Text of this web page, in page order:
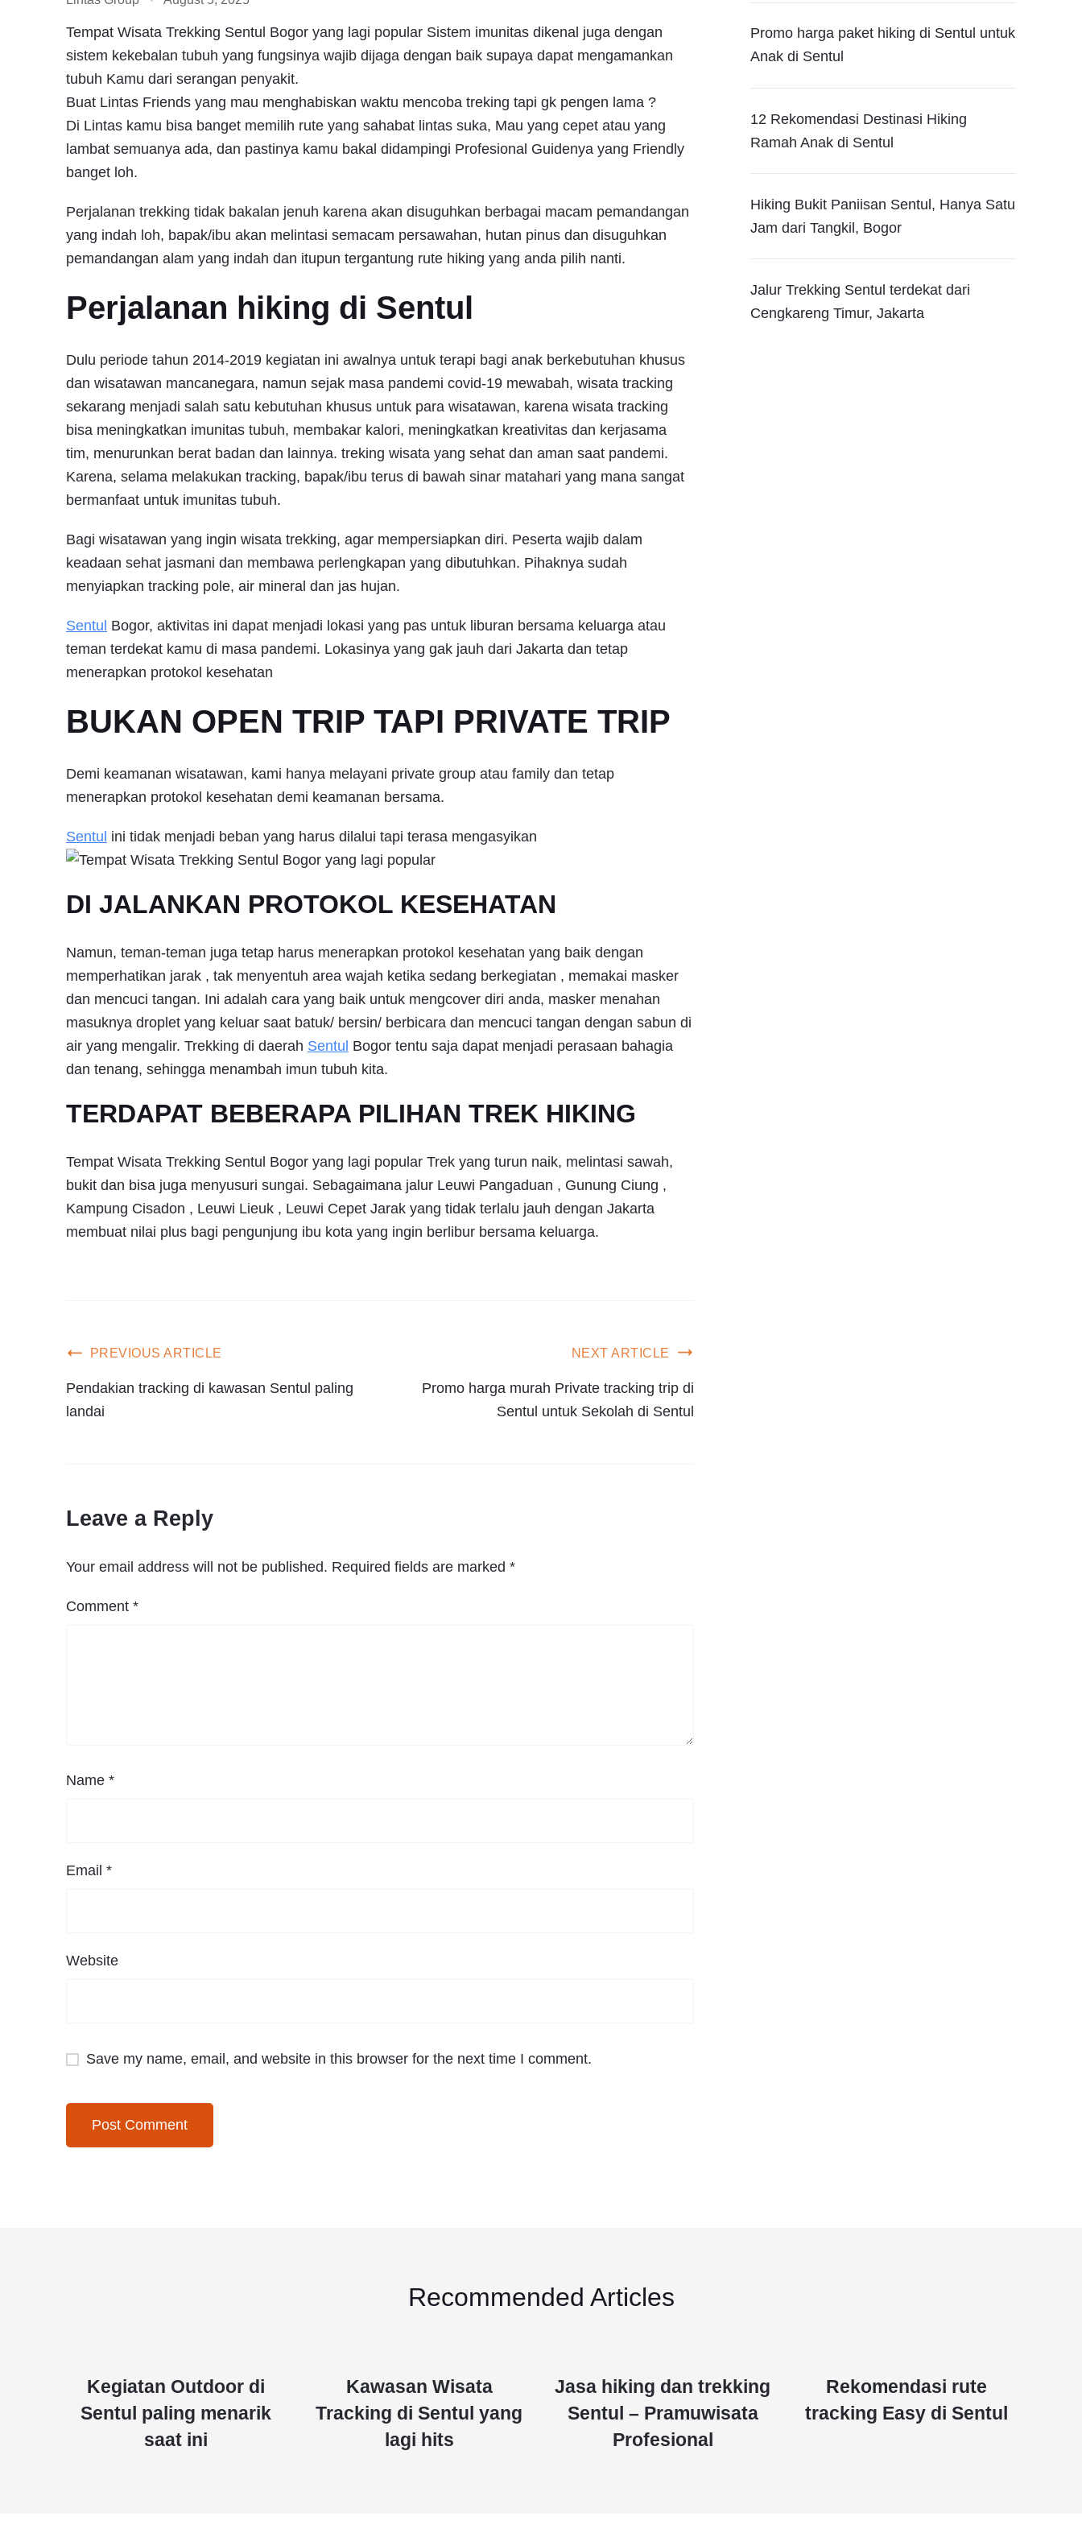
Tempat Wisata Trekking Sentul Bogor yang lagi popular Sistem imunitas dikenal juga dengan
sistem kekebalan tubuh yang fungsinya wajib dijaga dengan baik supaya dapat mengamankan
tubuh Kamu dari serangan penyakit.
Buat Lintas Friends yang mau menghabiskan waktu mencoba treking tapi gk pengen lama ?
Di Lintas kamu bisa banget memilih rute yang sahabat lintas suka, Mau yang cepet atau yang
lambat semuanya ada, dan pastinya kamu bakal didampingi Profesional Guidenya yang Friendly
banget loh.
Perjalanan trekking tidak bakalan jenuh karena akan disuguhkan berbagai macam pemandangan
yang indah loh, bapak/ibu akan melintasi semacam persawahan, hutan pinus dan disuguhkan
pemandangan alam yang indah dan itupun tergantung rute hiking yang anda pilih nanti.
Perjalanan hiking di Sentul
Dulu periode tahun 2014-2019 kegiatan ini awalnya untuk terapi bagi anak berkebutuhan khusus
dan wisatawan mancanegara, namun sejak masa pandemi covid-19 mewabah, wisata tracking
sekarang menjadi salah satu kebutuhan khusus untuk para wisatawan, karena wisata tracking
bisa meningkatkan imunitas tubuh, membakar kalori, meningkatkan kreativitas dan kerjasama
tim, menurunkan berat badan dan lainnya. treking wisata yang sehat dan aman saat pandemi.
Karena, selama melakukan tracking, bapak/ibu terus di bawah sinar matahari yang mana sangat
bermanfaat untuk imunitas tubuh.
Bagi wisatawan yang ingin wisata trekking, agar mempersiapkan diri. Peserta wajib dalam
keadaan sehat jasmani dan membawa perlengkapan yang dibutuhkan. Pihaknya sudah
menyiapkan tracking pole, air mineral dan jas hujan.
Sentul Bogor, aktivitas ini dapat menjadi lokasi yang pas untuk liburan bersama keluarga atau
teman terdekat kamu di masa pandemi. Lokasinya yang gak jauh dari Jakarta dan tetap
menerapkan protokol kesehatan
BUKAN OPEN TRIP TAPI PRIVATE TRIP
Demi keamanan wisatawan, kami hanya melayani private group atau family dan tetap
menerapkan protokol kesehatan demi keamanan bersama.
Sentul ini tidak menjadi beban yang harus dilalui tapi terasa mengasyikan
DI JALANKAN PROTOKOL KESEHATAN
Namun, teman-teman juga tetap harus menerapkan protokol kesehatan yang baik dengan
memperhatikan jarak , tak menyentuh area wajah ketika sedang berkegiatan , memakai masker
dan mencuci tangan. Ini adalah cara yang baik untuk mengcover diri anda, masker menahan
masuknya droplet yang keluar saat batuk/ bersin/ berbicara dan mencuci tangan dengan sabun di
air yang mengalir. Trekking di daerah Sentul Bogor tentu saja dapat menjadi perasaan bahagia
dan tenang, sehingga menambah imun tubuh kita.
TERDAPAT BEBERAPA PILIHAN TREK HIKING
Tempat Wisata Trekking Sentul Bogor yang lagi popular Trek yang turun naik, melintasi sawah,
bukit dan bisa juga menyusuri sungai. Sebagaimana jalur Leuwi Pangaduan , Gunung Ciung ,
Kampung Cisadon , Leuwi Lieuk , Leuwi Cepet Jarak yang tidak terlalu jauh dengan Jakarta
membuat nilai plus bagi pengunjung ibu kota yang ingin berlibur bersama keluarga.
PREVIOUS ARTICLE
Pendakian tracking di kawasan Sentul paling
landai
NEXT ARTICLE
Promo harga murah Private tracking trip di
Sentul untuk Sekolah di Sentul
Leave a Reply
Your email address will not be published. Required fields are marked *
Comment *
Name *
Email *
Website
Save my name, email, and website in this browser for the next time I comment.
Promo harga paket hiking di Sentul untuk
Anak di Sentul
12 Rekomendasi Destinasi Hiking
Ramah Anak di Sentul
Hiking Bukit Paniisan Sentul, Hanya Satu
Jam dari Tangkil, Bogor
Jalur Trekking Sentul terdekat dari
Cengkareng Timur, Jakarta
Recommended Articles
Kegiatan Outdoor di
Sentul paling menarik
saat ini
Kawasan Wisata
Tracking di Sentul yang
lagi hits
Jasa hiking dan trekking
Sentul – Pramuwisata
Profesional
Rekomendasi rute
tracking Easy di Sentul